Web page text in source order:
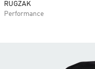
RUGZAK
Performance